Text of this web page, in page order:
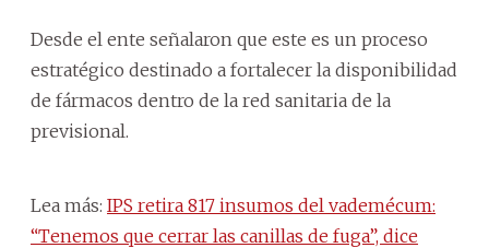
Desde el ente señalaron que este es un proceso
estratégico destinado a fortalecer la disponibilidad
de fármacos dentro de la red sanitaria de la
previsional.
Lea más: IPS retira 817 insumos del vademécum:
“Tenemos que cerrar las canillas de fuga”, dice